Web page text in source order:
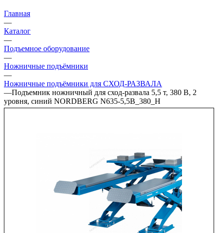
Главная
—
Каталог
—
Подъемное оборудование
—
Ножничные подъёмники
—
Ножничные подъёмники для СХОД-РАЗВАЛА
—Подъемник ножничный для сход-развала 5,5 т, 380 В, 2
уровня, синий NORDBERG N635-5,5B_380_H